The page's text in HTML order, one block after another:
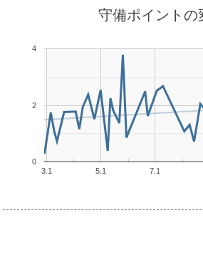
守備ポイントの
3.1 5.1 7.1
0
2
4